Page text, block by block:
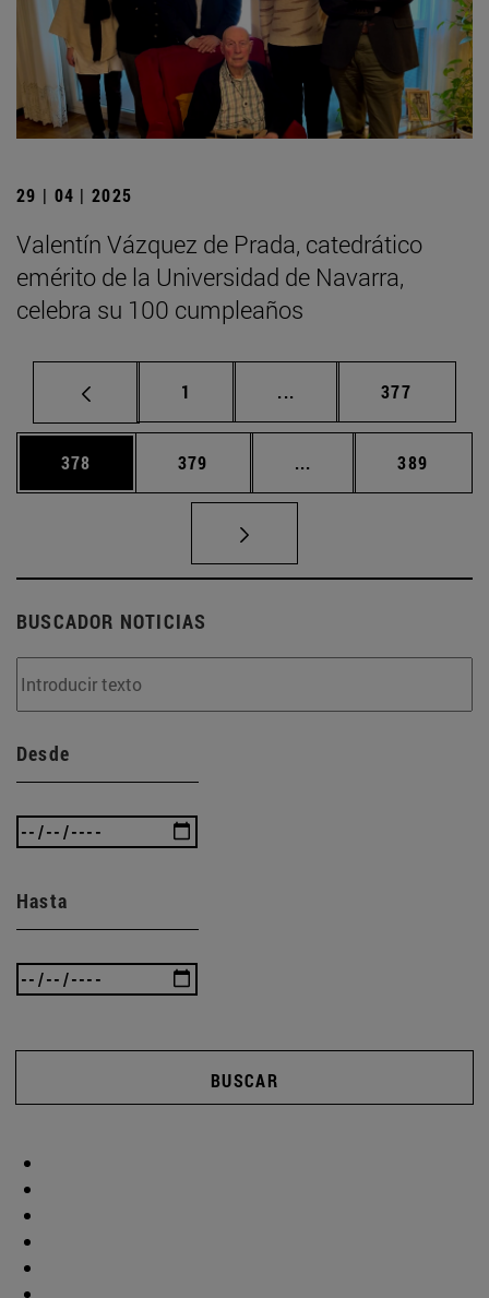
29 | 04 | 2025
Valentín Vázquez de Prada, catedrático
emérito de la Universidad de Navarra,
celebra su 100 cumpleaños
Página
1 ... Páginas intermedias
Página
377
Página
378 Página
379 ... Páginas intermedias
Página
389
BUSCADOR NOTICIAS
Desde
Hasta
BUSCAR